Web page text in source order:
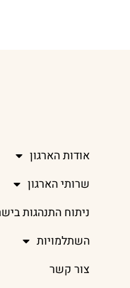
אודות הארגון
שרותי הארגון
ניתוח התנהגות
השתלמויות
צור קשר